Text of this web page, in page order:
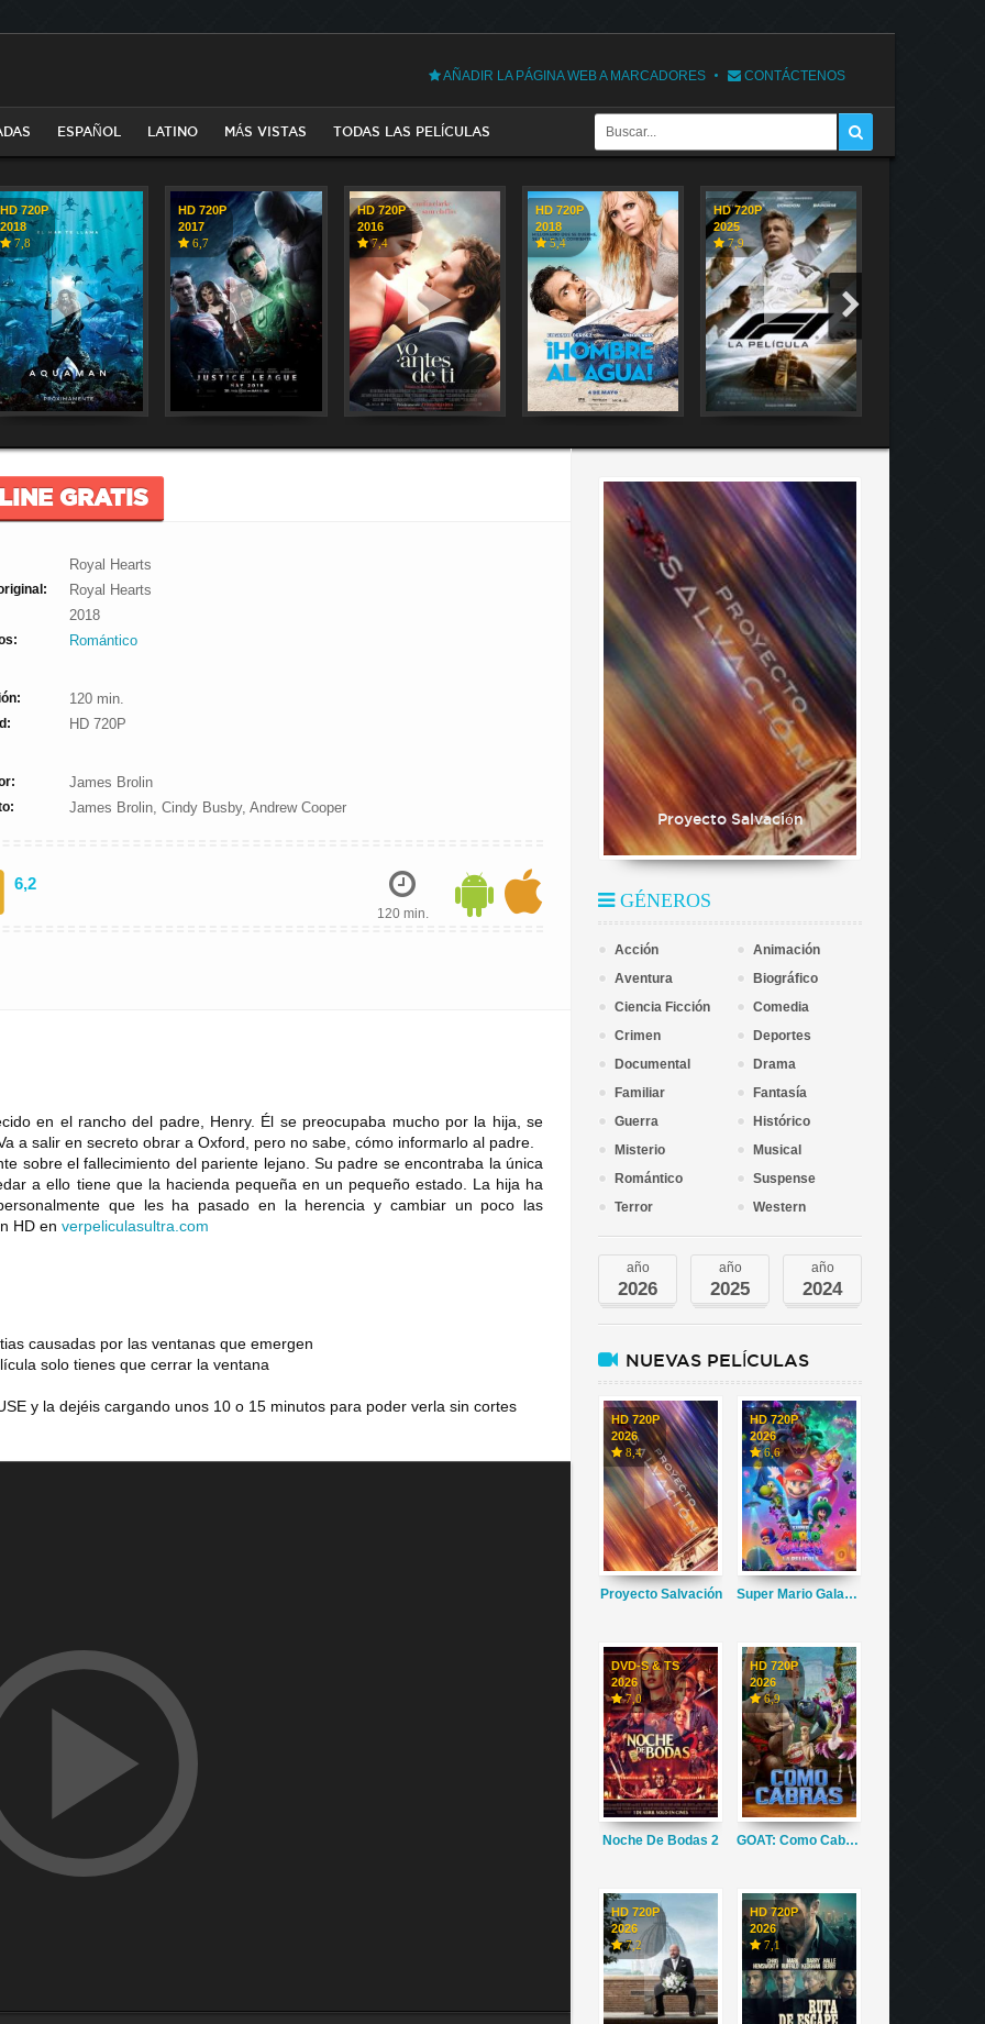
AÑADIR LA PÁGINA WEB A MARCADORES CONTÁCTENOS
ESPAÑOL LATINO MÁS VISTAS TODAS LAS PELÍCULAS
HD 720P
2018
7,8
HD 720P
2017
6,7
HD 720P
2016
7,4
HD 720P
2018
5,4
HD 720P
2025
7,9
GRATIS
Royal Hearts
Royal Hearts
2018
Romántico
120 min.
HD 720P
James Brolin
James Brolin, Cindy Busby, Andrew Cooper
6,2
120 min.
en el rancho del padre, Henry. Él se preocupaba mucho por la hija, se
a salir en secreto obrar a Oxford, pero no sabe, cómo informarlo al padre.
sobre el fallecimiento del pariente lejano. Su padre se encontraba la única
a ello tiene que la hacienda pequeña en un pequeño estado. La hija ha
que les ha pasado en la herencia y cambiar un poco las
HD en verpeliculasultra com
causadas por las ventanas que emergen
solo tienes que cerrar la ventana
y la dejéis cargando unos 10 o 15 minutos para poder verla sin cortes
Proyecto Salvación
GÉNEROS
Acción
Animación
Aventura
Biográfico
Ciencia Ficción
Comedia
Crimen
Deportes
Documental
Drama
Familiar
Fantasía
Guerra
Histórico
Misterio
Musical
Romántico
Suspense
Terror
Western
año
2026
año
2025
año
2024
NUEVAS PELÍCULAS
HD 720P
2026
8,4
Proyecto Salvación
HD 720P
2026
6,6
Super Mario Galaxy La Película
DVD-S & TS
2026
7,0
Noche De Bodas 2
HD 720P
2026
6,9
GOAT: Como Cabras
HD 720P
2026
7,2
HD 720P
2026
7,1